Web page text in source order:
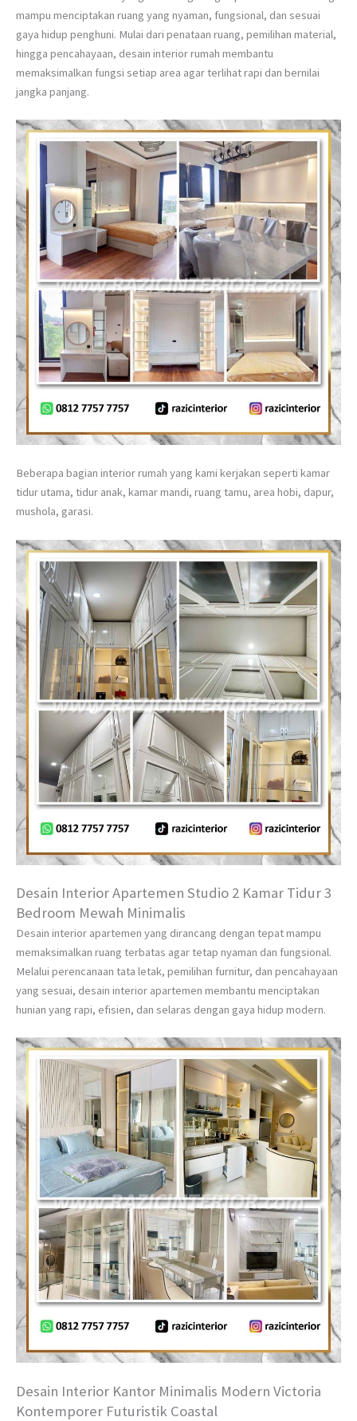
mampu menciptakan ruang yang nyaman, fungsional, dan sesuai
gaya hidup penghuni. Mulai dari penataan ruang, pemilihan material,
hingga pencahayaan, desain interior rumah membantu
memaksimalkan fungsi setiap area agar terlihat rapi dan bernilai
jangka panjang.
Beberapa bagian interior rumah yang kami kerjakan seperti kamar
tidur utama, tidur anak, kamar mandi, ruang tamu, area hobi, dapur,
mushola, garasi.
Desain Interior Apartemen Studio 2 Kamar Tidur 3
Bedroom Mewah Minimalis
Desain interior apartemen yang dirancang dengan tepat mampu
memaksimalkan ruang terbatas agar tetap nyaman dan fungsional.
Melalui perencanaan tata letak, pemilihan furnitur, dan pencahayaan
yang sesuai, desain interior apartemen membantu menciptakan
hunian yang rapi, efisien, dan selaras dengan gaya hidup modern.
Desain Interior Kantor Minimalis Modern Victoria
Kontemporer Futuristik Coastal